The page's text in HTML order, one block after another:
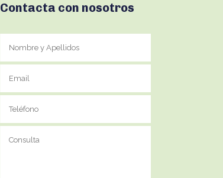
Contacta con nosotros